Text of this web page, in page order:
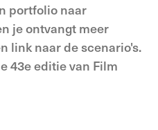
portfolio naar
je ontvangt meer
link naar de scenario's.
43e editie van Film